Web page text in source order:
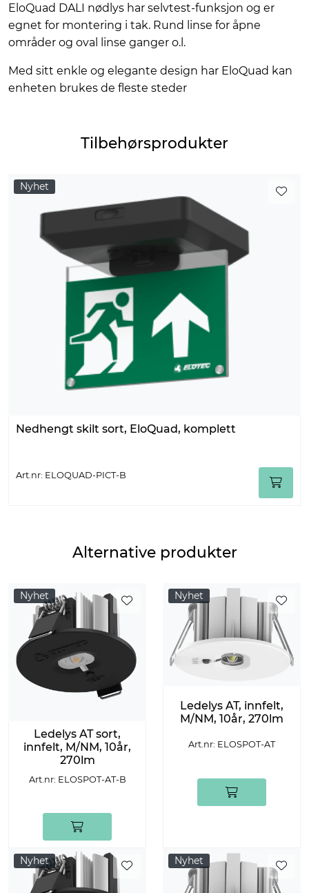
EloQuad DALI nødlys har selvtest-funksjon og er
egnet for montering i tak. Rund linse for åpne
områder og oval linse ganger o.l.
Med sitt enkle og elegante design har EloQuad kan
enheten brukes de fleste steder
Tilbehørsprodukter
Nyhet
Nedhengt skilt sort, EloQuad, komplett
Art.nr: ELOQUAD-PICT-B
Alternative produkter
Nyhet
Ledelys AT sort,
innfelt, M/NM, 10år,
270lm
Art.nr: ELOSPOT-AT-B
Nyhet
Ledelys AT, innfelt,
M/NM, 10år, 270lm
Art.nr: ELOSPOT-AT
Nyhet Nyhet